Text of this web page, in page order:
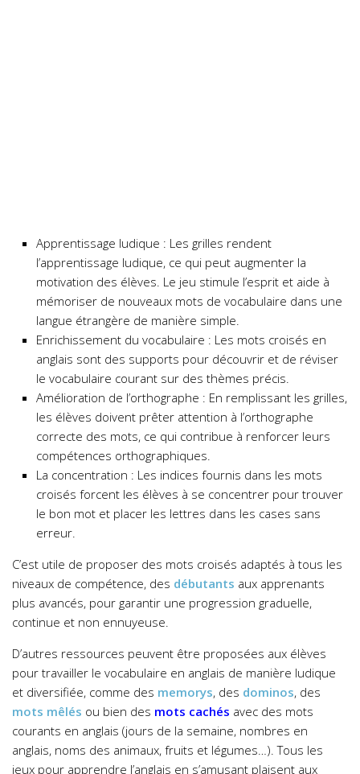
Apprentissage ludique : Les grilles rendent
l’apprentissage ludique, ce qui peut augmenter la
motivation des élèves. Le jeu stimule l’esprit et aide à
mémoriser de nouveaux mots de vocabulaire dans une
langue étrangère de manière simple.
Enrichissement du vocabulaire : Les mots croisés en
anglais sont des supports pour découvrir et de réviser
le vocabulaire courant sur des thèmes précis.
Amélioration de l’orthographe : En remplissant les grilles,
les élèves doivent prêter attention à l’orthographe
correcte des mots, ce qui contribue à renforcer leurs
compétences orthographiques.
La concentration : Les indices fournis dans les mots
croisés forcent les élèves à se concentrer pour trouver
le bon mot et placer les lettres dans les cases sans
erreur.
C’est utile de proposer des mots croisés adaptés à tous les
niveaux de compétence, des débutants aux apprenants
plus avancés, pour garantir une progression graduelle,
continue et non ennuyeuse.
D’autres ressources peuvent être proposées aux élèves
pour travailler le vocabulaire en anglais de manière ludique
et diversifiée, comme des memorys, des dominos, des
mots mêlés ou bien des mots cachés avec des mots
courants en anglais (jours de la semaine, nombres en
anglais, noms des animaux, fruits et légumes…). Tous les
jeux pour apprendre l’anglais en s’amusant plaisent aux